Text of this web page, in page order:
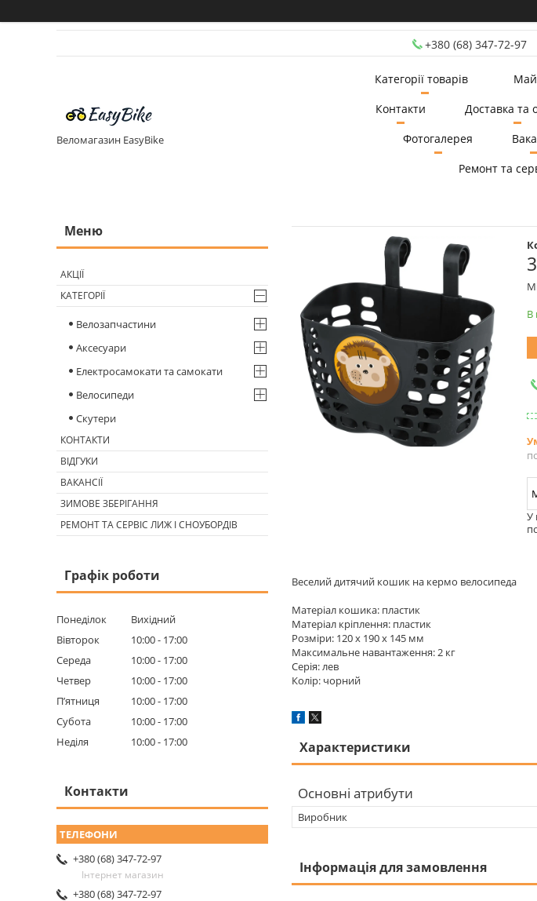
+380 (68) 347-72-97
Веломагазин EasyBike
Категорії товарів
Контакти
Доставка та
Фотогалерея
Ремонт та
В
У
Веселий дитячий кошик на кермо велосипеда
Матеріал кошика: пластик
Матеріал кріплення: пластик
Розміри: 120 x 190 x 145 мм
Максимальне навантаження: 2 кг
Серія: лев
Колір: чорний
Характеристики
Основні атрибути
Виробник
Інформація для замовлення
АКЦІЇ
КАТЕГОРІЇ
Велозапчастини
Аксесуари
Електросамокати та самокати
Велосипеди
Скутери
КОНТАКТИ
ВІДГУКИ
ВАКАНСІЇ
ЗИМОВЕ ЗБЕРІГАННЯ
РЕМОНТ ТА СЕРВІС ЛИЖ І СНОУБОРДІВ
Графік роботи
Понеділок
Вихідний
Вівторок
10:00
17:00
Середа
10:00
17:00
Четвер
10:00
17:00
Пʼятниця
10:00
17:00
Субота
10:00
17:00
Неділя
10:00 17:00
Контакти
+380 (68) 347-72-97
Інтернет магазин
+380 (68) 347-72-97